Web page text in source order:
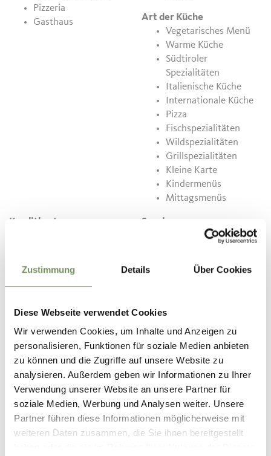
Zustimmung Details Über Cookies
Diese Webseite verwendet Cookies
Wir verwenden Cookies, um Inhalte und Anzeigen zu
personalisieren, Funktionen für soziale Medien anbieten
zu können und die Zugriffe auf unsere Website zu
analysieren. Außerdem geben wir Informationen zu Ihrer
Verwendung unserer Website an unsere Partner für
soziale Medien, Werbung und Analysen weiter. Unsere
Partner führen diese Informationen möglicherweise mit
weiteren Daten zusammen, die Sie ihnen bereitgestellt
Pizzeria
Gasthaus
Art der Küche
Vegetarisches Menü
Warme Küche
Südtiroler
Spezialitäten
Italienische Küche
Internationale Küche
Pizza
Fischspezialitäten
Wildspezialitäten
Grillspezialitäten
Kleine Karte
Kindermenüs
Mittagsmenüs
Kreditkarte
Service
Barrierefrei
Spielplatz
Terrasse
Wintergarten
Geeignet für Busse
Kontakt
Pizzeria Restaurant Laterne
Saringstr. 33
39020 Partschins - Rabland